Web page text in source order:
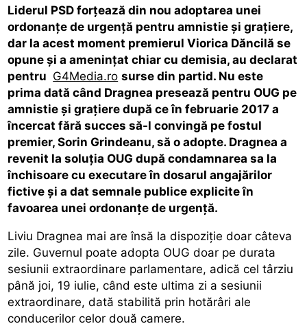
Liderul PSD forțează din nou adoptarea unei
ordonanțe de urgență pentru amnistie și grațiere,
dar la acest moment premierul Viorica Dăncilă se
opune și a amenințat chiar cu demisia, au declarat
pentru G4Media.ro surse din partid. Nu este
prima dată când Dragnea presează pentru OUG pe
amnistie și grațiere după ce în februarie 2017 a
încercat fără succes să-l convingă pe fostul
premier, Sorin Grindeanu, să o adopte. Dragnea a
revenit la soluția OUG după condamnarea sa la
închisoare cu executare în dosarul angajărilor
fictive și a dat semnale publice explicite în
favoarea unei ordonanțe de urgență.
Liviu Dragnea mai are însă la dispoziție doar câteva
zile. Guvernul poate adopta OUG doar pe durata
sesiunii extraordinare parlamentare, adică cel târziu
până joi, 19 iulie, când este ultima zi a sesiunii
extraordinare, dată stabilită prin hotărâri ale
conducerilor celor două camere.